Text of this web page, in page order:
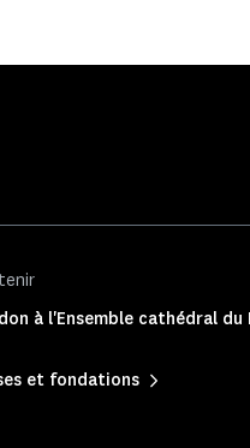
à l'Ensemble cathédral du
et fondations